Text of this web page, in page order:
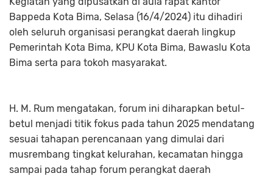
Bappeda Kota Bima, Selasa (16/4/2024) itu dihadiri
oleh seluruh organisasi perangkat daerah lingkup
Pemerintah Kota Bima, KPU Kota Bima, Bawaslu Kota
Bima serta para tokoh masyarakat.
H. M. Rum mengatakan, forum ini diharapkan betul-
betul menjadi titik fokus pada tahun 2025 mendatang
sesuai tahapan perencanaan yang dimulai dari
musrembang tingkat kelurahan, kecamatan hingga
sampai pada tahap forum perangkat daerah